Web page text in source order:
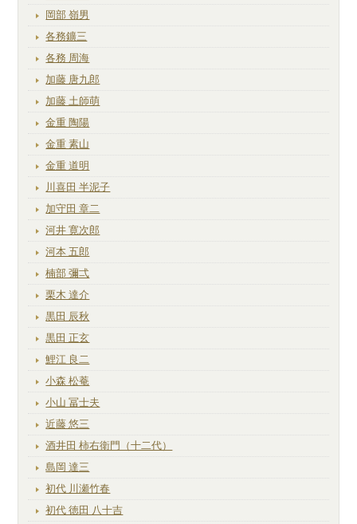
岡部 嶺男
各務鑛三
各務 周海
加藤 唐九郎
加藤 土師萌
金重 陶陽
金重 素山
金重 道明
川喜田 半泥子
加守田 章二
河井 寛次郎
河本 五郎
楠部 彌弌
栗木 達介
黒田 辰秋
黒田 正玄
鯉江 良二
小森 松菴
小山 冨士夫
近藤 悠三
酒井田 柿右衛門（十二代）
島岡 達三
初代 川瀬竹春
初代 徳田 八十吉